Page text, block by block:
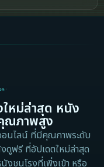
2000
1982
1971
หม่ล่าสุด หนัง
ณภาพสูง
นไลน์ ที่มีคุณภาพระดับ
ดูฟรี ที่อัปเดตใหม่ล่าสุด
งชนโรงที่เพิ่งเข้า หรือ